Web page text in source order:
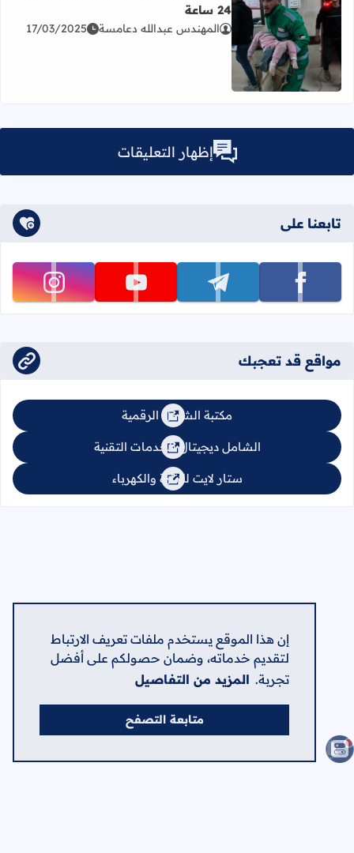
إن هذا الموقع يستخدم ملفات تعريف الارتباط
لتقديم خدماته، وضمان حصولكم على أفضل
تجربة. المزيد من التفاصيل
متابعة التصفح
اقرأ المزيد عن الصحة بغزة: 29 شهيدا و51 جريحا خلال 24 ساعة
24 ساعة
المهندس عبدالله دعامسة 17/03/2025
إظهار التعليقات
تابعنا على
تابعنا على facebook تابعنا على telegram تابعنا على youtube تابعنا على instagram
مواقع قد تعجبك
مكتبة الشامل الرقمية
الشامل ديجيتال للخدمات التقنية
ستار لايت للإنارة والكهرباء